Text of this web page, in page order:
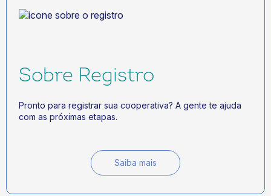
Sobre Registro
Pronto para registrar sua cooperativa? A gente te ajuda
com as próximas etapas.
Saiba mais